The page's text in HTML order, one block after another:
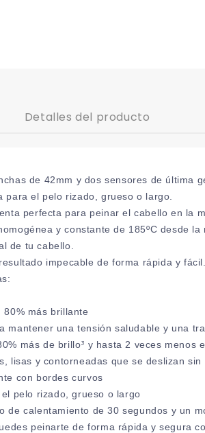
Detalles del producto
de 42mm y dos sensores de última
para el pelo rizado, grueso o largo.
perfecta para peinar el cabello en la
y constante de 185ºC desde
de tu cabello.
impecable de forma rápida y fácil.
80% más brillante
mantener una tensión saludable y una
más de brillo³ y hasta 2 veces menos
lisas y contorneadas que se deslizan
con bordes curvos
pelo rizado, grueso o largo
de calentamiento de 30 segundos y un
peinarte de forma rápida y segura